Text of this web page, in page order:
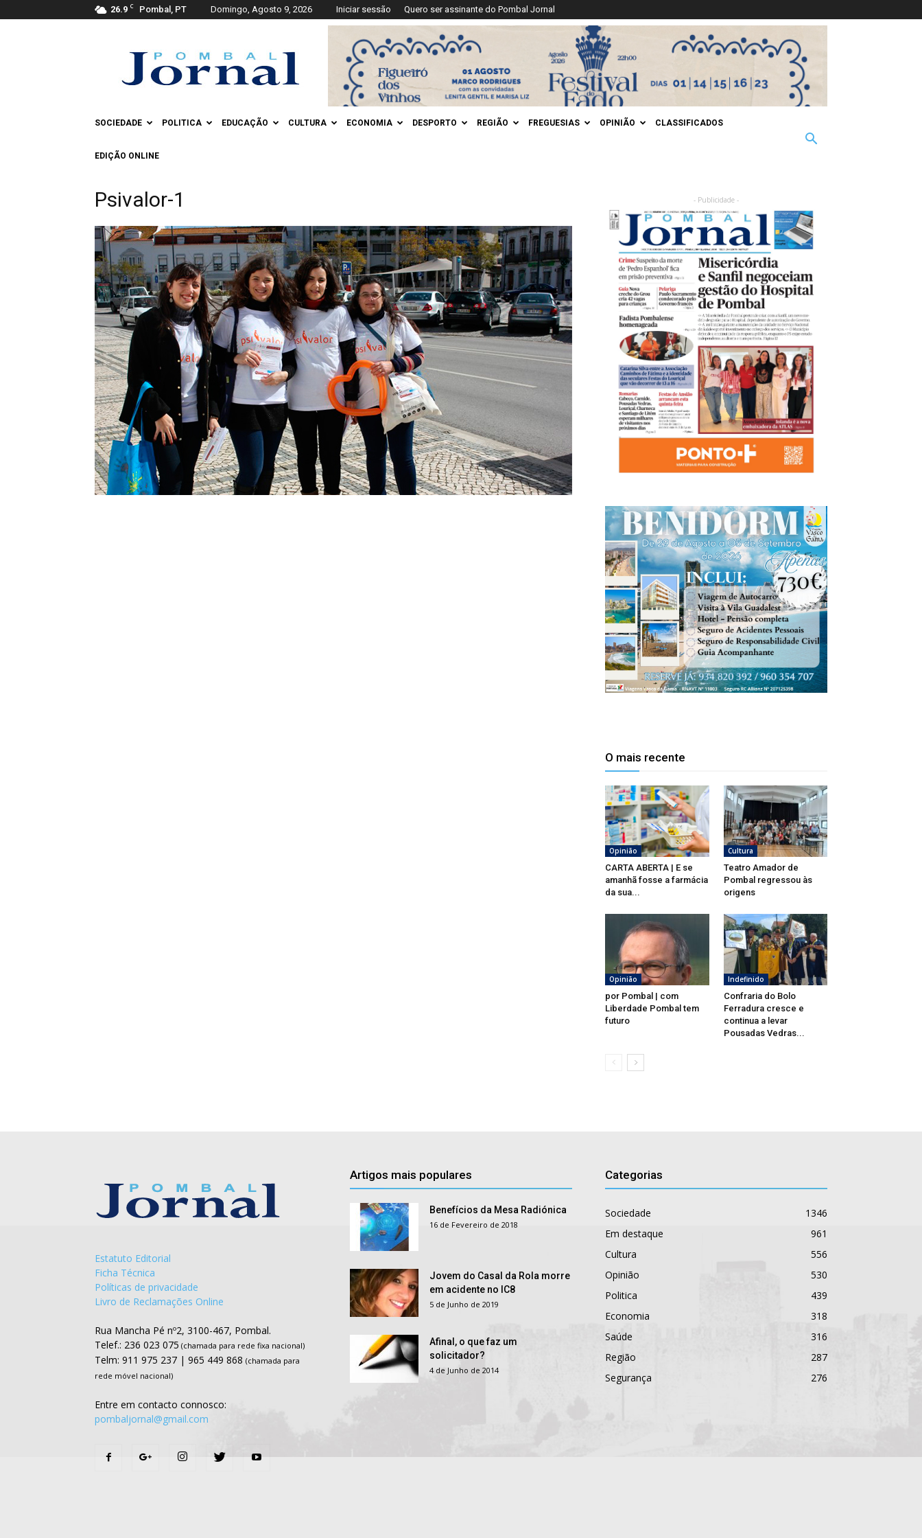
26.9 C Pombal, PT Domingo, Agosto 9, 2026 Iniciar sessão Quero ser assinante do Pombal Jornal
Jornal
SOCIEDADE POLITICA EDUCAÇÃO CULTURA ECONOMIA DESPORTO REGIÃO FREGUESIAS OPINIÃO CLASSIFICADOS
EDIÇÃO ONLINE
Psivalor-1 - Publicidade -
O mais recente
Opinião
CARTA ABERTA | E se
amanhã fosse a farmácia
da sua...
Cultura
Teatro Amador de
Pombal regressou às
origens
Opinião
por Pombal | com
Liberdade Pombal tem
futuro
Indefinido
Confraria do Bolo
Ferradura cresce e
continua a levar
Pousadas Vedras...
Estatuto Editorial
Ficha Técnica
Políticas de privacidade
Livro de Reclamações Online
Rua Mancha Pé nº2, 3100-467, Pombal.
Telef.: 236 023 075 (chamada para rede fixa nacional)
Telm: 911 975 237 | 965 449 868 (chamada para
rede móvel nacional)
Entre em contacto connosco:
pombaljornal@gmail.com
Artigos mais populares
Benefícios da Mesa Radiónica
16 de Fevereiro de 2018
Jovem do Casal da Rola morre
em acidente no IC8
5 de Junho de 2019
Afinal, o que faz um
solicitador?
4 de Junho de 2014
Categorias
Sociedade
1346
Em destaque
961
Cultura
556
Opinião
530
Politica
439
Economia
318
Saúde
316
Região
287
Segurança
276